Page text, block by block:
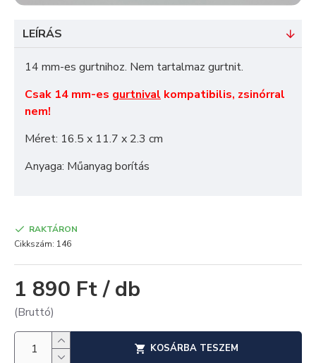
LEÍRÁS
14 mm-es gurtnihoz. Nem tartalmaz gurtnit.
Csak 14 mm-es gurtnival kompatibilis, zsinórral
nem!
Méret: 16.5 x 11.7 x 2.3 cm
Anyaga: Műanyag borítás
1 890 Ft / db
(Bruttó)
RAKTÁRON
Cikkszám: 146
KOSÁRBA TESZEM